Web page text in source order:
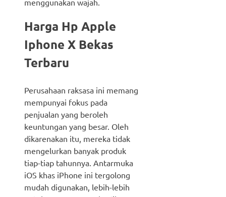
menggunakan wajah.
Harga Hp Apple
Iphone X Bekas
Terbaru
Perusahaan raksasa ini memang
mempunyai fokus pada
penjualan yang beroleh
keuntungan yang besar. Oleh
dikarenakan itu, mereka tidak
mengelurkan banyak produk
tiap-tiap tahunnya. Antarmuka
iOS khas iPhone ini tergolong
mudah digunakan, lebih-lebih